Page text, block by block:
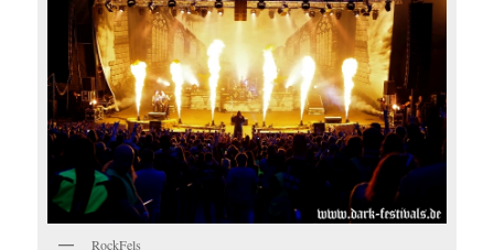
RockFels